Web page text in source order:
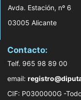
Avda. Estación, nº 6
03005 Alicante
Contacto:
Telf. 965 98 89 00
email:
CIF: P0300000G -